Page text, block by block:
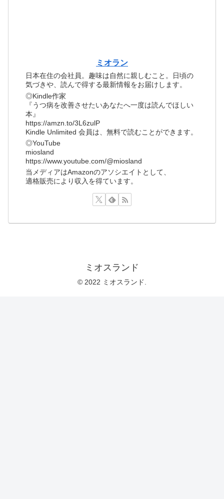
ミオラン
日本在住の会社員。趣味は自然に親しむこと。日頃の
気づきや、読んで得する最新情報をお届けします。
◎Kindle作家
『うつ病を改善させたいあなたへ一度は読んでほしい
本』
https://amzn.to/3L6zulP
Kindle Unlimited 会員は、無料で読むことができます。
◎YouTube
miosland
https://www.youtube.com/@miosland
当メディアはAmazonのアソシエイトとして、
適格販売により収入を得ています。
ミオスランド
© 2022 ミオスランド.